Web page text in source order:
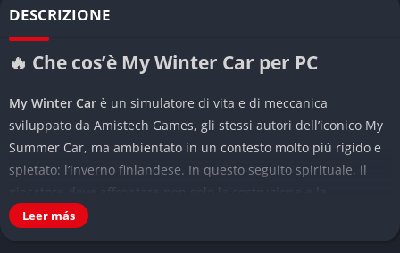
DESCRIZIONE
🔥 Che cos’è My Winter Car per PC
My Winter Car è un simulatore di vita e di meccanica
sviluppato da Amistech Games, gli stessi autori dell’iconico My
Summer Car, ma ambientato in un contesto molto più rigido e
spietato: l’inverno finlandese. In questo seguito spirituale, il
giocatore deve affrontare non solo la costruzione e la
manutenzione di un’auto, ma anche la dura sopravvivenza tra
Leer más